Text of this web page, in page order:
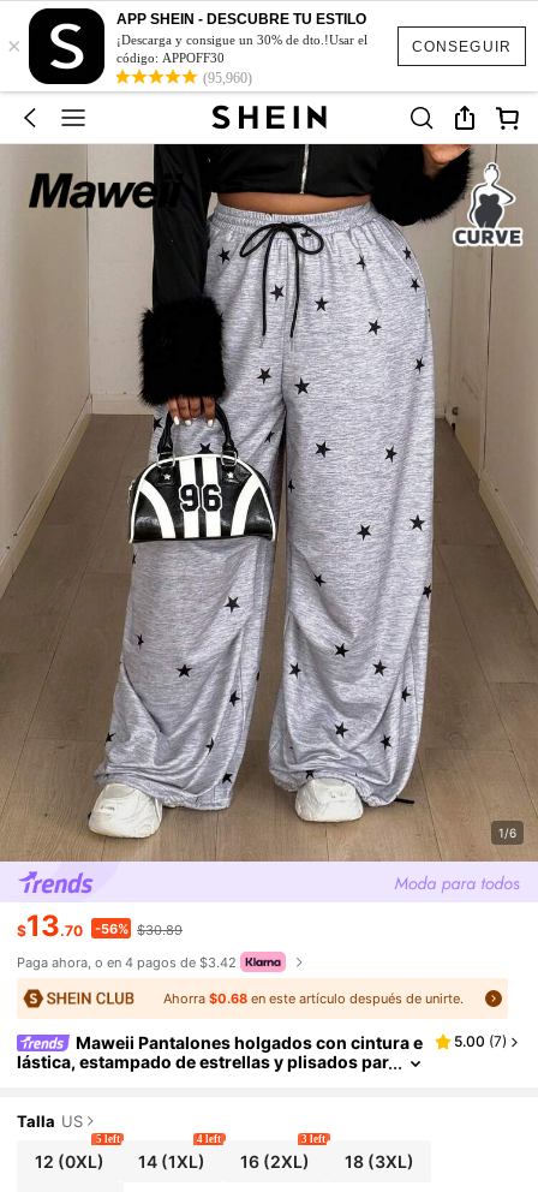
CONSEGUIR
×
APP SHEIN - DESCUBRE TU ESTILO
¡Descarga y consigue un 30% de dto.!Usar el
código: APPOFF30
(95,960)
1/6
$13.70 -56% $30.89
Paga ahora, o en 4 pagos de $3.42
Ahorra $0.68en este artículo después de unirte.
Maweii Pantalones holgados con cintura e
lástica, estampado de estrellas y plisados par
5.00 (7)
Talla US
12 (0XL)
5 left
14 (1XL)
4 left
16(2XL)
3 left
18(3XL)